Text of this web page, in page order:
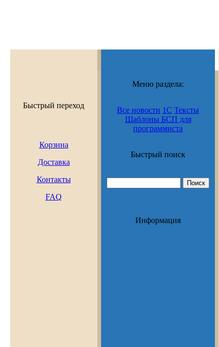
Быстрый переход
Корзина
Доставка
Контакты
FAQ
Меню раздела:
Все новости 1С Тексты
Шаблоны БСП для
программиста
Быстрый поиск
Информация